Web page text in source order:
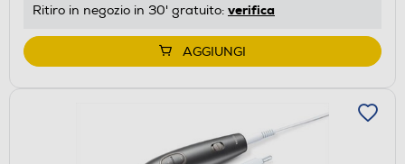
Ritiro in negozio in 30' gratuito: verifica
AGGIUNGI